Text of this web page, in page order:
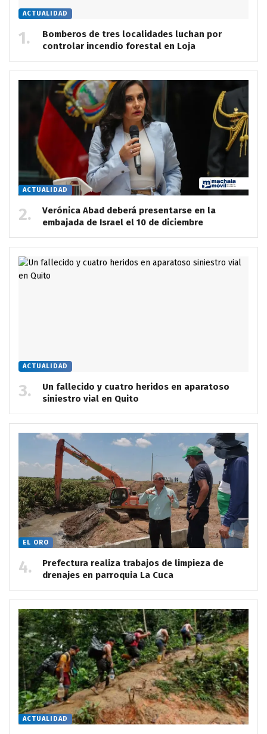
ACTUALIDAD
Bomberos de tres localidades luchan por
controlar incendio forestal en Loja
ACTUALIDAD
Verónica Abad deberá presentarse en la
embajada de Israel el 10 de diciembre
ACTUALIDAD
Un fallecido y cuatro heridos en aparatoso
siniestro vial en Quito
EL ORO
Prefectura realiza trabajos de limpieza de
drenajes en parroquia La Cuca
ACTUALIDAD